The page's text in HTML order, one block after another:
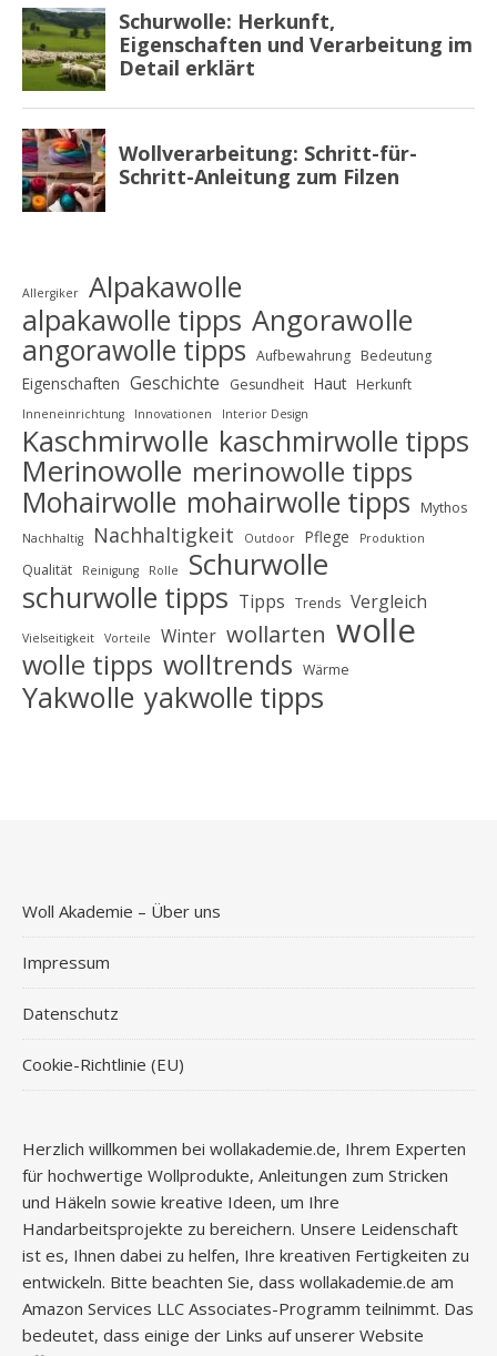
Allergiker
Alpakawolle
alpakawolle tipps Angorawolle
angorawolle tipps Aufbewahrung Bedeutung
Eigenschaften Geschichte Gesundheit Haut Herkunft
Inneneinrichtung Innovationen Interior Design
Kaschmirwolle kaschmirwolle tipps
Merinowolle merinowolle tipps
Mohairwolle mohairwolle tipps Mythos
Nachhaltig Nachhaltigkeit Outdoor Pflege Produktion
Qualität Reinigung Rolle Schurwolle
schurwolle tipps Tipps Trends Vergleich
Vielseitigkeit Vorteile Winter wollarten wolle
wolle tipps wolltrends Wärme
Yakwolle yakwolle tipps
Woll Akademie – Über uns
Impressum
Datenschutz
Cookie-Richtlinie (EU)
Herzlich willkommen bei wollakademie.de, Ihrem Experten
für hochwertige Wollprodukte, Anleitungen zum Stricken
und Häkeln sowie kreative Ideen, um Ihre
Handarbeitsprojekte zu bereichern. Unsere Leidenschaft
ist es, Ihnen dabei zu helfen, Ihre kreativen Fertigkeiten zu
entwickeln. Bitte beachten Sie, dass wollakademie.de am
Amazon Services LLC Associates-Programm teilnimmt. Das
bedeutet, dass einige der Links auf unserer Website